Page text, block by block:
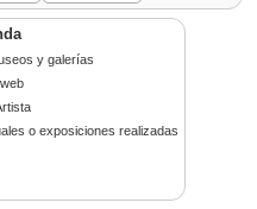
y galerías
o exposiciones realizadas